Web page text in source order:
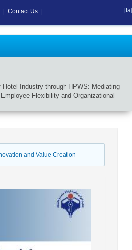
Hotel Industry through HPWS: Mediating
Flexibility and Organizational
and Value Creation
Contact Us [fa]